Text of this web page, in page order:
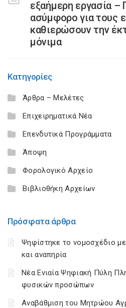
εξαήμερη εργασία –
ασύμφορο για τους
καθιερώσουν την
μόνιμα
Κατηγορίες
Άρθρα – Μελέτες
Επιχειρηματικά Νέα
Επενδυτικά Προγράμματα
Άποψη
Φορολογικό Αρχείο
Βιβλιοθήκη Αρχείων
Πρόσφατα άρθρα
Ψηφίστηκε το νομοσχέδιο
και αναπηρία
Νέα Ενιαία Ψηφιακή Πύλη
φυσικών προσώπων
Αναβάθμιση του Μητρώου